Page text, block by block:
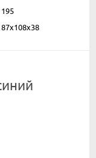
195
87x108x38